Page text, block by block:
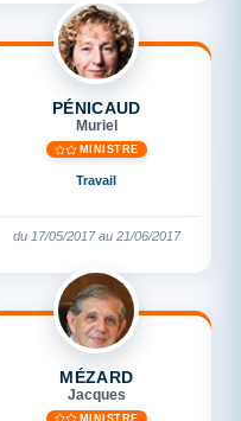
PÉNICAUD
Muriel
MINISTRE
Travail
du 17/05/2017 au 21/06/2017
MÉZARD
Jacques